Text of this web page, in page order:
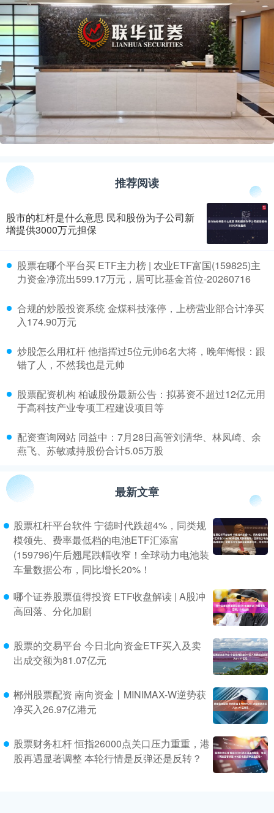
推荐阅读
股市的杠杆是什么意思 民和股份为子公司新
增提供3000万元担保
​股票在哪个平台买 ETF主力榜 | 农业ETF富国(159825)主
力资金净流出599.17万元，居可比基金首位-20260716
​合规的炒股投资系统 金煤科技涨停，上榜营业部合计净买
入174.90万元
​炒股怎么用杠杆 他指挥过5位元帅6名大将，晚年悔恨：跟
错了人，不然我也是元帅
​股票配资机构 柏诚股份最新公告：拟募资不超过12亿元用
于高科技产业专项工程建设项目等
​配资查询网站 同益中：7月28日高管刘清华、林凤崎、余
燕飞、苏敏减持股份合计5.05万股
最新文章
股票杠杆平台软件 宁德时代跌超4%，同类规
模领先、费率最低档的电池ETF汇添富
(159796)午后翘尾跌幅收窄！全球动力电池装
车量数据公布，同比增长20%！
哪个证券股票值得投资 ETF收盘解读 | A股冲
高回落、分化加剧
股票的交易平台 今日北向资金ETF买入及卖
出成交额为81.07亿元
郴州股票配资 南向资金丨MINIMAX-W逆势获
净买入26.97亿港元
股票财务杠杆 恒指26000点关口压力重重，港
股再遇显著调整 本轮行情是反弹还是反转？